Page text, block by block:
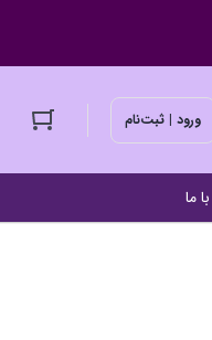
ورود | ثبت‌نام
ما